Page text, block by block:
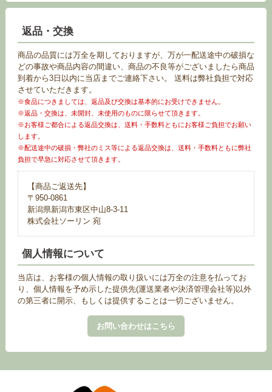
返品・交換
商品の品質には万全を期しておりますが、万が一配送途中の破損な
どの事故や商品内容の間違い、商品の不良等がございましたら商品
到着から3日以内に当店までご連絡下さい。 送料は弊社負担で対応
させていただきます。
※食品につきましては、返品及び交換は基本的にお受けできません。
※返品・交換は、未開封、未使用のものに限らせて頂きます。
※お客様ご都合による返品交換は、送料・手数料ともにお客様ご負担でお願い
します。
※配送途中の破損・弊社のミス等による返品交換は、送料・手数料ともに弊社
負担で早急に対応させて頂きます。
【商品ご返送先】
〒950-0861
新潟県新潟市東区中山8-3-11
株式会社ソーリン 宛
個人情報について
当店は、お客様の個人情報の取り扱いには万全の注意を払ってお
り、個人情報を予め示した提供先(運送業者や決済管理会社等)以外
の第三者に開示、もしくは提供することは一切ございません。
お問い合わせはこちら